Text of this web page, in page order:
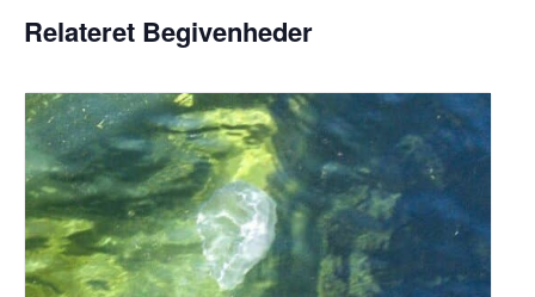
Relateret Begivenheder